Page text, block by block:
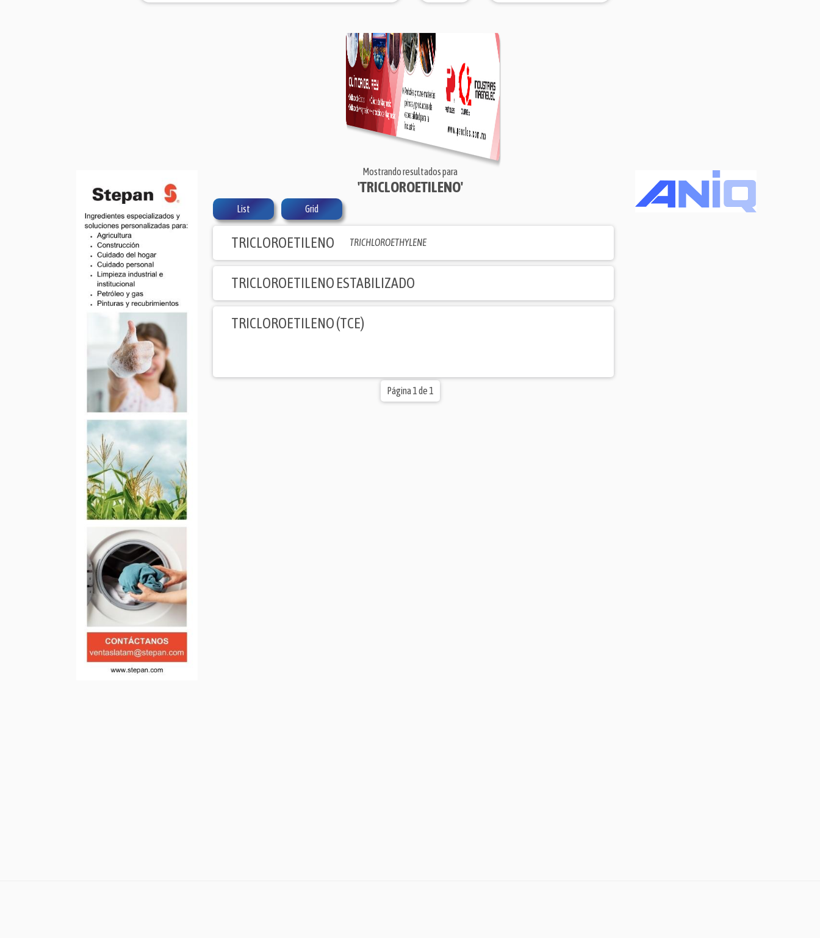
Mostrando resultados para
'TRICLOROETILENO'
List Grid
TRICLOROETILENO TRICHLOROETHYLENE
TRICLOROETILENO ESTABILIZADO
TRICLOROETILENO (TCE)
Página 1 de 1